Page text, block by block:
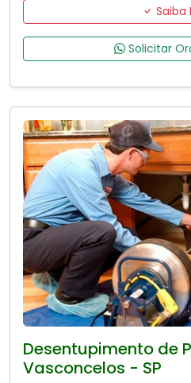
Saiba
Solicitar
Desentupimento de
Vasconcelos - SP